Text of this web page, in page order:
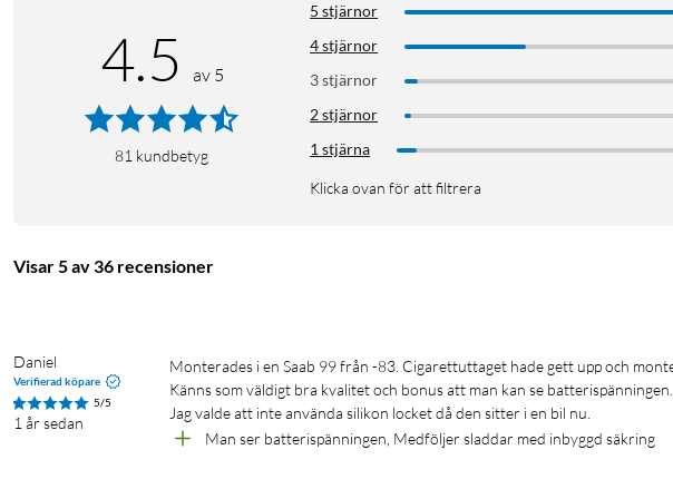
4.5 av 5
81 kundbetyg
5 stjärnor
4 stjärnor
3 stjärnor
2 stjärnor
1 stjärna
Klicka ovan för att filtrera
Visar 5 av 36 recensioner
Daniel
Verifierad köpare
5/5
1 år sedan
Monterades i en Saab 99 från -83. Cigarettuttaget hade gett upp och monterade denna Istället.
Känns som väldigt bra kvalitet och bonus att man kan se batterispänningen.
Jag valde att inte använda silikon locket då den sitter i en bil nu.
Man ser batterispänningen, Medföljer sladdar med inbyggd säkring